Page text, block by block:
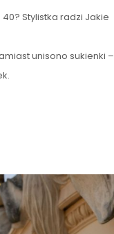
Stylistka radzi Jakie
unisono sukienki –